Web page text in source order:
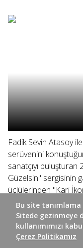
Fadik Sevin Atasoy
serüvenini
sanatçıyı buluşturan
Güzelsin" sergisinin
üçlülerinden "Kari
Bu site
Sitede gezinmeye
kullanımımızı
Çerez Politikamız